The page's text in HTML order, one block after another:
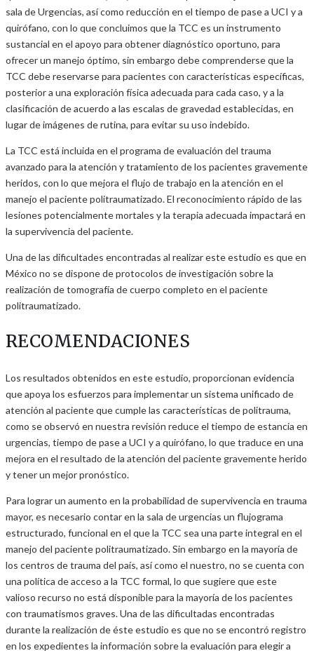
sala de Urgencias, así como reducción en el tiempo de pase a UCI y a
quirófano, con lo que concluimos que la TCC es un instrumento
sustancial en el apoyo para obtener diagnóstico oportuno, para
ofrecer un manejo óptimo, sin embargo debe comprenderse que la
TCC debe reservarse para pacientes con características específicas,
posterior a una exploración física adecuada para cada caso, y a la
clasificación de acuerdo a las escalas de gravedad establecidas, en
lugar de imágenes de rutina, para evitar su uso indebido.
La TCC está incluida en el programa de evaluación del trauma
avanzado para la atención y tratamiento de los pacientes gravemente
heridos, con lo que mejora el flujo de trabajo en la atención en el
manejo el paciente politraumatizado. El reconocimiento rápido de las
lesiones potencialmente mortales y la terapia adecuada impactará en
la supervivencia del paciente.
Una de las dificultades encontradas al realizar este estudio es que en
México no se dispone de protocolos de investigación sobre la
realización de tomografía de cuerpo completo en el paciente
politraumatizado.
RECOMENDACIONES
Los resultados obtenidos en este estudio, proporcionan evidencia
que apoya los esfuerzos para implementar un sistema unificado de
atención al paciente que cumple las características de politrauma,
como se observó en nuestra revisión reduce el tiempo de estancia en
urgencias, tiempo de pase a UCI y a quirófano, lo que traduce en una
mejora en el resultado de la atención del paciente gravemente herido
y tener un mejor pronóstico.
Para lograr un aumento en la probabilidad de supervivencia en trauma
mayor, es necesario contar en la sala de urgencias un flujograma
estructurado, funcional en el que la TCC sea una parte integral en el
manejo del paciente politraumatizado. Sin embargo en la mayoría de
los centros de trauma del país, así como el nuestro, no se cuenta con
una política de acceso a la TCC formal, lo que sugiere que este
valioso recurso no está disponible para la mayoría de los pacientes
con traumatismos graves. Una de las dificultadas encontradas
durante la realización de éste estudio es que no se encontró registro
en los expedientes la información sobre la evaluación para elegir a